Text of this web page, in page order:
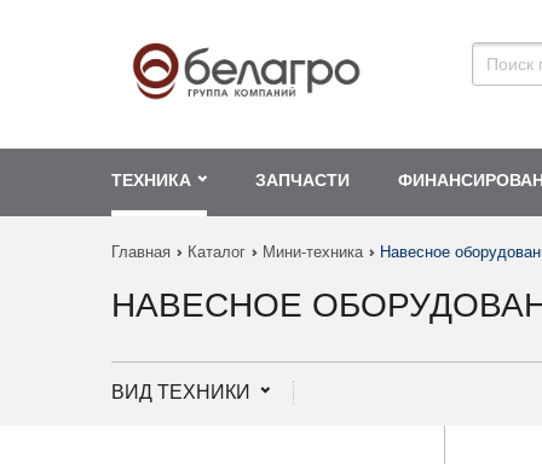
ТЕХНИКА ЗАПЧАСТИ
Главная Каталог Мини-техника Навесное
НАВЕСНОЕ
ВИД ТЕХНИКИ